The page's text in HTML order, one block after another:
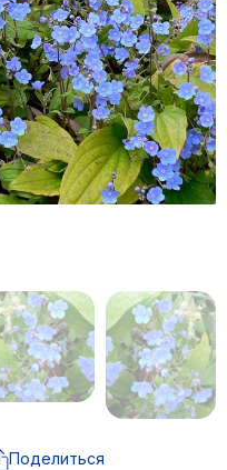
Поделиться